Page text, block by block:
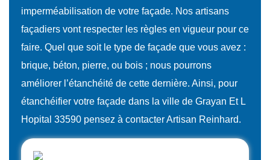
imperméabilisation de votre façade. Nos artisans
façadiers vont respecter les règles en vigueur pour ce
faire. Quel que soit le type de façade que vous avez :
brique, béton, pierre, ou bois ; nous pourrons
améliorer l’étanchéité de cette dernière. Ainsi, pour
étanchéifier votre façade dans la ville de Grayan Et L
Hopital 33590 pensez à contacter Artisan Reinhard.